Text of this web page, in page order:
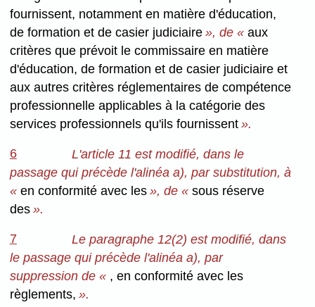
fournissent, notamment en matière d'éducation,
de formation et de casier judiciaire», de « aux
critères que prévoit le commissaire en matière
d'éducation, de formation et de casier judiciaire et
aux autres critères réglementaires de compétence
professionnelle applicables à la catégorie des
services professionnels qu'ils fournissent».
6
L'article 11 est modifié, dans le
passage qui précède l'alinéa a), par substitution, à
« en conformité avec les», de « sous réserve
des».
7
Le paragraphe 12(2) est modifié, dans
le passage qui précède l'alinéa a), par
suppression de « , en conformité avec les
règlements, ».